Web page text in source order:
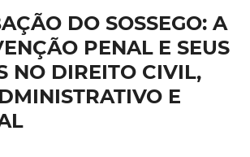
DO SOSSEGO: A
PENAL E SEUS
NO DIREITO CIVIL,
E